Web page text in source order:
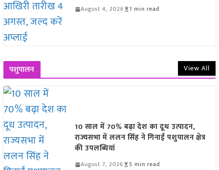
August 4, 2026 1 min read
पशुपालन View All
10 साल में 70% बढ़ा देश का दूध उत्पादन,
राज्यसभा में ललन सिंह ने गिनाईं पशुपालन क्षेत्र
की उपलब्धियां
August 7, 2026 5 min read